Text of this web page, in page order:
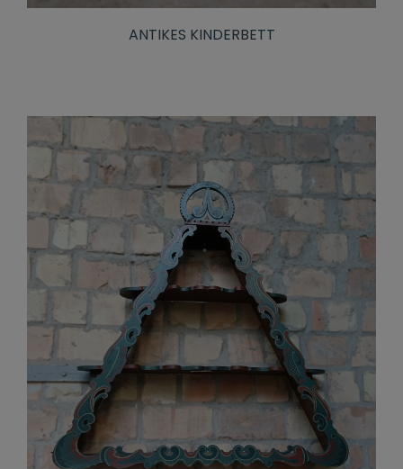
ANTIKES KINDERBETT